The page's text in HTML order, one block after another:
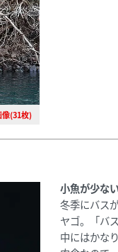
像(31枚)
小魚が少な
冬季にバス
ヤゴ。「バ
中にはかな